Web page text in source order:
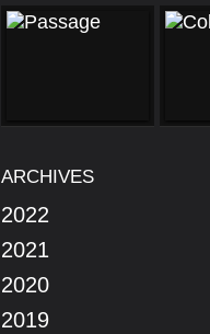
ARCHIVES
2022
2021
2020
2019